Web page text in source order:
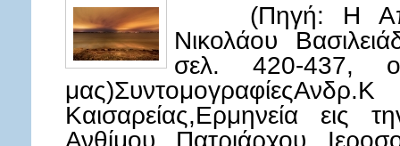
(Πηγή: Η
Νικολάου
σελ. 420-437,
Καισαρείας,Ερμηνεία εις
Ανθίμου Πατριάρχου